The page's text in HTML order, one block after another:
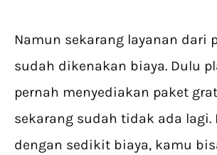
Namun sekarang layanan dari
sudah dikenakan biaya. Dulu
pernah menyediakan paket
sekarang sudah tidak ada lagi.
dengan sedikit biaya, kamu